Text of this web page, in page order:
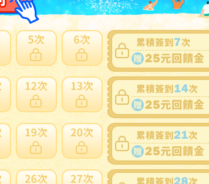
0~0件 / 0件跳至頁